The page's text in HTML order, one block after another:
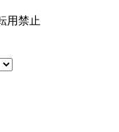
用禁止